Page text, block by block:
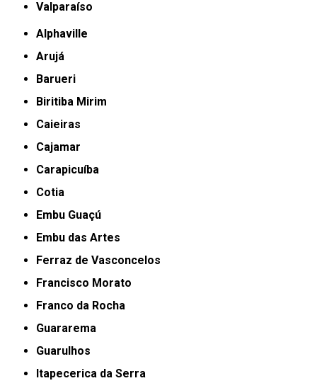
Valparaíso
Alphaville
Arujá
Barueri
Biritiba Mirim
Caieiras
Cajamar
Carapicuíba
Cotia
Embu Guaçú
Embu das Artes
Ferraz de Vasconcelos
Francisco Morato
Franco da Rocha
Guararema
Guarulhos
Itapecerica da Serra